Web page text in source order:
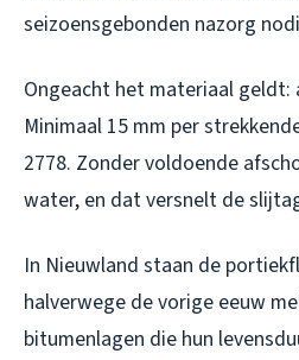
seizoensgebonden nazorg
Ongeacht het materiaal geldt:
Minimaal 15 mm per
2778. Zonder voldoende
water, en dat versnelt de
In Nieuwland staan de
halverwege de vorige eeuw
bitumenlagen die hun